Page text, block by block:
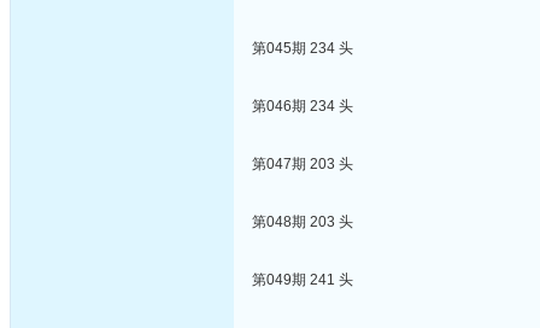
第045期 234 头
第046期 234 头
第047期 203 头
第048期 203 头
第049期 241 头